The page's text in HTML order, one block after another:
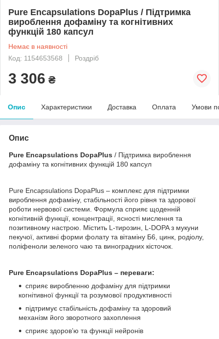
Pure Encapsulations DоpaPlus / Підтримка
вироблення дофаміну та когнітивних
функцій 180 капсул
Немає в наявності
Код: 1154653568
Роздріб
3 306 ₴
Опис Характеристики Доставка Оплата Умови
Опис
Pure Encapsulations DоpaPlus / Підтримка вироблення
дофаміну та когнітивних функцій 180 капсул
Pure Encapsulations DopaPlus – комплекс для підтримки
вироблення дофаміну, стабільності його рівня та здорової
роботи нервової системи. Формула сприяє щоденній
когнітивній функції, концентрації, ясності мислення та
позитивному настрою. Містить L‑тирозин, L‑DOPA з мукуни
пекучої, активні форми фолату та вітаміну Б6, цинк, родіолу,
поліфеноли зеленого чаю та виноградних кісточок.
Pure Encapsulations DopaPlus – переваги:
сприяє виробленню дофаміну для підтримки
когнітивної функції та розумової продуктивності
підтримує стабільність дофаміну та здоровий
механізм його зворотного захоплення
сприяє здоров’ю та функції нейронів